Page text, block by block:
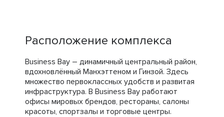
Расположение комплекса
Business Bay – динамичный центральный район,
вдохновлённый Манхэттеном и Гинзой. Здесь
множество первоклассных удобств и развитая
инфраструктура. В Business Bay работают
офисы мировых брендов, рестораны, салоны
красоты, спортзалы и торговые центры.